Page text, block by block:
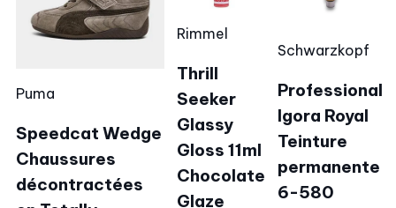
Puma
Speedcat Wedge
Chaussures
décontractées
Rimmel
Thrill
Seeker
Glassy
Gloss 11ml
Chocolate
Glaze
Schwarzkopf
Professional
Igora Royal
Teinture
permanente
6-580